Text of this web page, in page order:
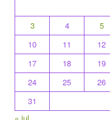
3
4 5
10
11 12
17
18 19
24
25 26
31